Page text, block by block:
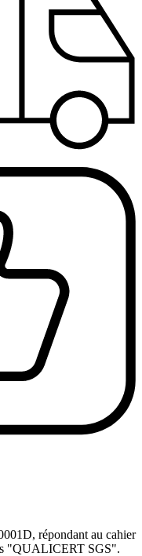
répondant au cahier
"QUALICERT SGS".